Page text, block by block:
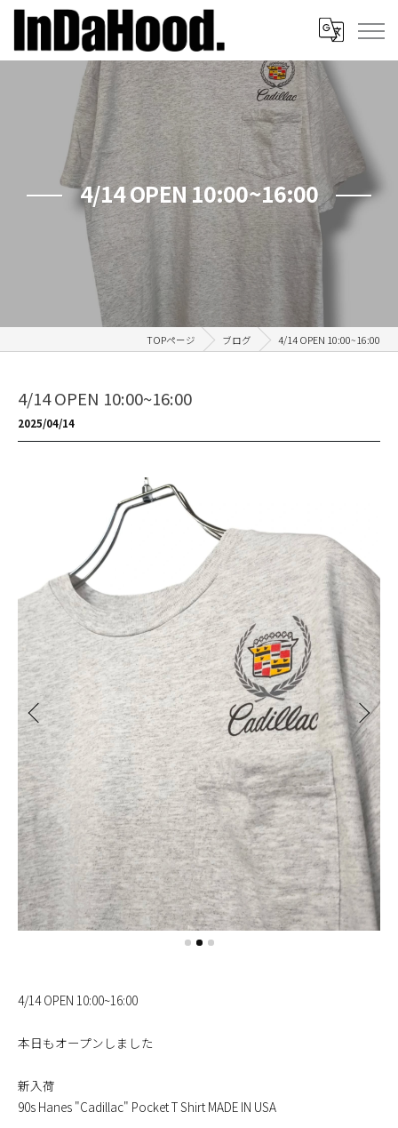
4/14 OPEN 10:00~16:00
TOPページ ブログ 4/14 OPEN 10:00~16:00
4/14 OPEN 10:00~16:00
2025/04/14
4/14 OPEN 10:00~16:00
本日もオープンしました
新入荷
90s Hanes "Cadillac" Pocket T Shirt MADE IN USA